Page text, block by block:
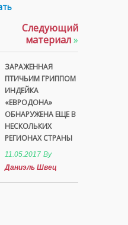
Следующий
материал»
ЗАРАЖЕННАЯ
ПТИЧЬИМ ГРИППОМ
ИНДЕЙКА
«ЕВРОДОНА»
ОБНАРУЖЕНА ЕЩЕ В
НЕСКОЛЬКИХ
РЕГИОНАХ СТРАНЫ
11.05.2017 By
Даниэль Швец